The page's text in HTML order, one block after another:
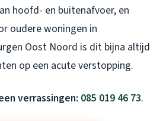
hoofd- en buitenafvoer, en
oudere woningen in
Oost Noord is dit bijna altijd
op een acute verstopping.
verrassingen: 085 019 46 73.